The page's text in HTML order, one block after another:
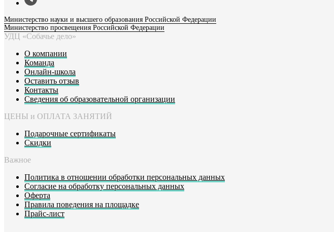
Министерство науки и высшего образования Российской Федерации
Министерство просвещения Российской Федерации
УДЦ «Собачье дело»
О компании
Команда
Онлайн-школа
Оставить отзыв
Контакты
Сведения об образовательной организации
ЦЕНЫ и ОПЛАТА ЗАНЯТИЙ
Подарочные сертификаты
Скидки
Важное
Политика в отношении обработки персональных данных
Согласие на обработку персональных данных
Оферта
Правила поведения на площадке
Прайс-лист